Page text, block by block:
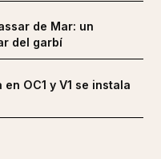
de Mar: un
del garbí
OC1 y V1 se instala